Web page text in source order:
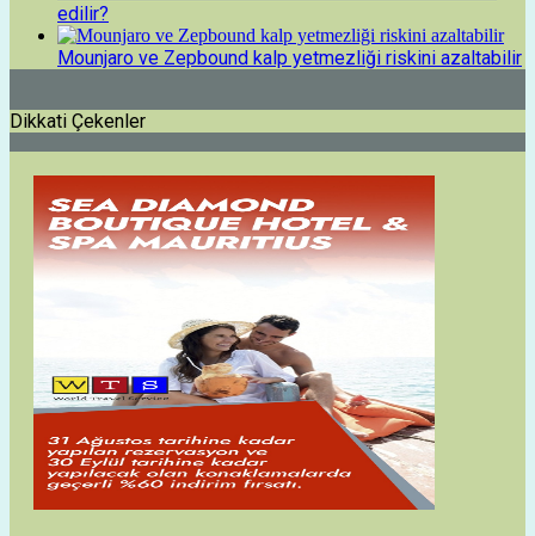
edilir?
Mounjaro ve Zepbound kalp yetmezliği riskini azaltabilir
Dikkati Çekenler